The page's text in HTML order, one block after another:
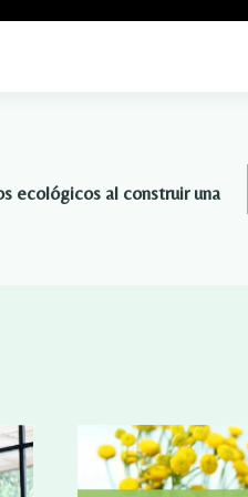
ecológicos al construir una